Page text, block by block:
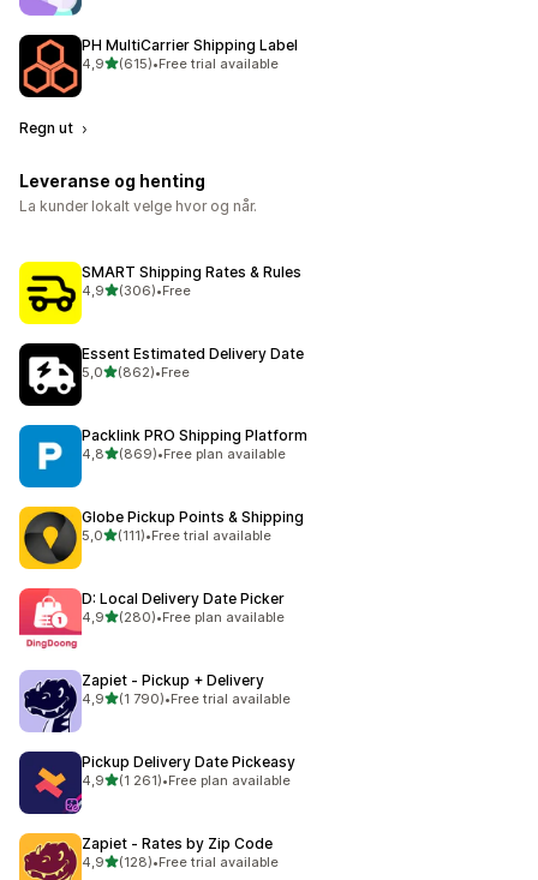
PH MultiCarrier Shipping Label
4,9av 5 stjerner
(615)
Totalt 615 omtaler
•Free trial available
Regn ut
Leveranse og henting
La kunder lokalt velge hvor og når.
SMART Shipping Rates & Rules
4,9av 5 stjerner
(306)
Totalt 306 omtaler
•Free
Essent Estimated Delivery Date
5,0av 5 stjerner
(862)
Totalt 862 omtaler
•Free
Packlink PRO Shipping Platform
4,8av 5 stjerner
(869)
Totalt 869 omtaler
•Free plan available
Globe Pickup Points & Shipping
5,0av 5 stjerner
(111)
Totalt 111 omtaler
•Free trial available
D: Local Delivery Date Picker
4,9av 5 stjerner
(280)
Totalt 280 omtaler
•Free plan available
Zapiet ‑ Pickup + Delivery
4,9av 5 stjerner
(1 790)
Totalt 1790 omtaler
•Free trial available
Pickup Delivery Date Pickeasy
4,9av 5 stjerner
(1 261)
Totalt 1261 omtaler
•Free plan available
Zapiet ‑ Rates by Zip Code
4,9av 5 stjerner
(128)
Totalt 128 omtaler
•Free trial available